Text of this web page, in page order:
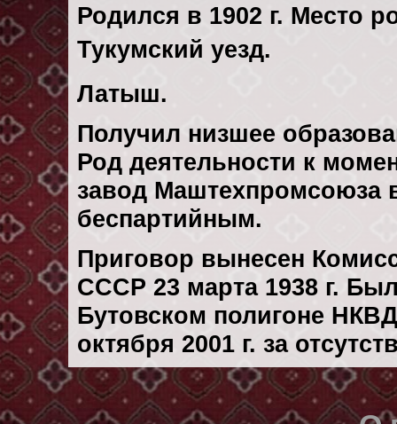
Родился в 1902 г. Место
Тукумский уезд.
Латыш.
Получил низшее
Род деятельности к
завод Маштехпромсоюза
беспартийным.
Приговор вынесен
СССР 23 марта 1938 г.
Бутовском полигоне
октября 2001 г. за